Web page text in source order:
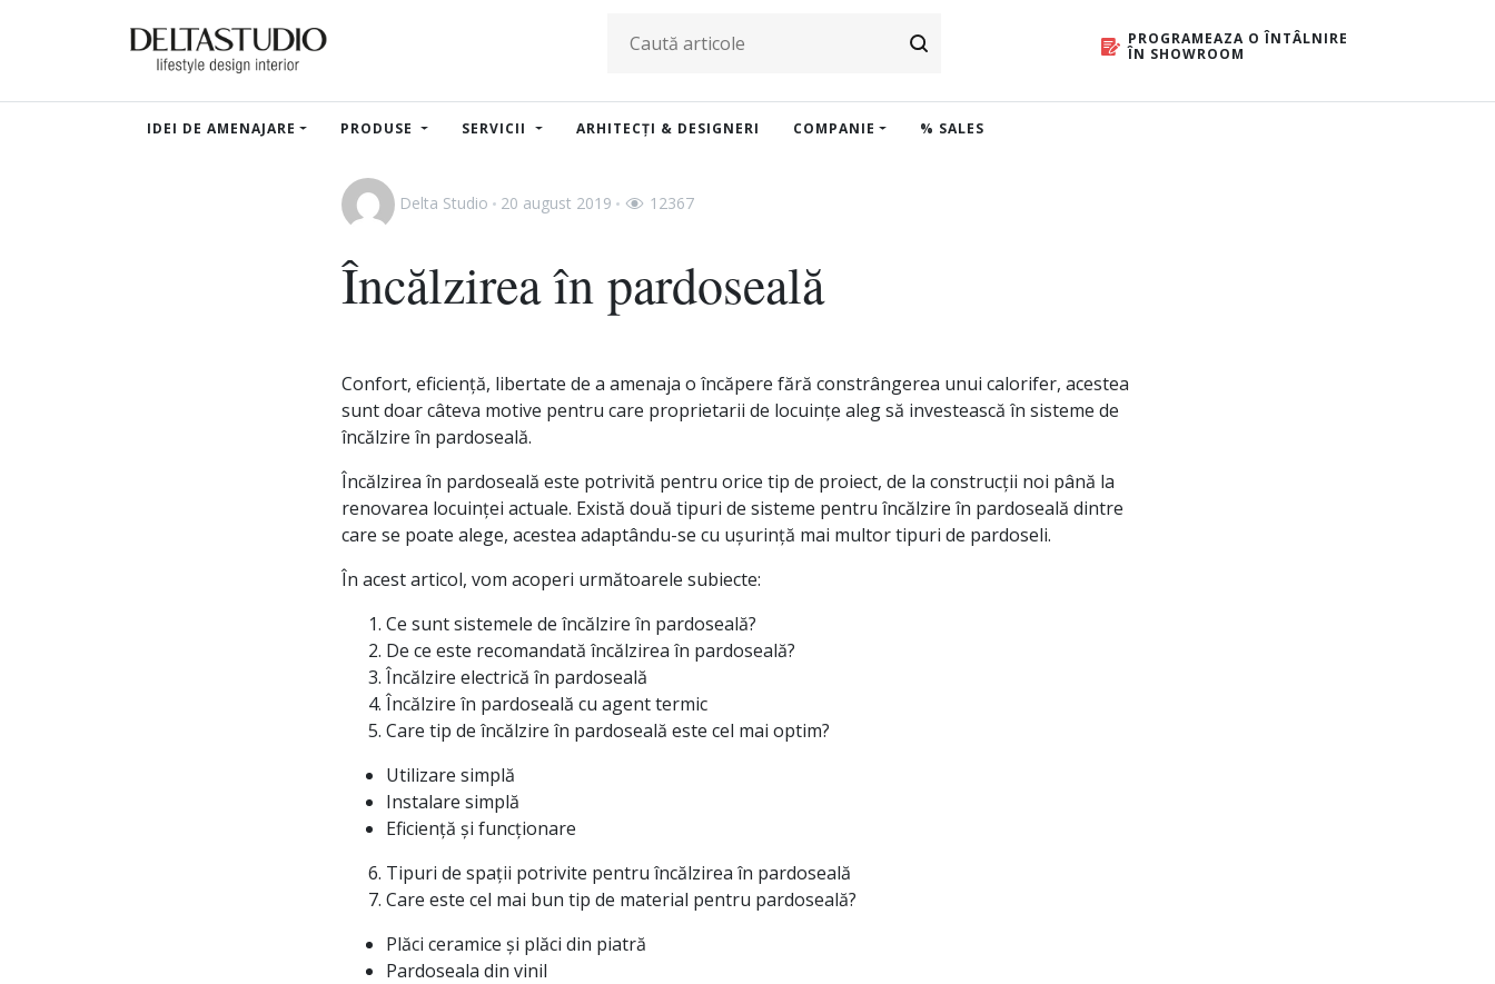
PROGRAMEAZA O ÎNTÂLNIRE
ÎN SHOWROOM
IDEI DE AMENAJARE PRODUSE SERVICII ARHITECȚI & DESIGNERI COMPANIE % SALES
Delta Studio 20 august 2019 12367
Încălzirea în pardoseală
Confort, eficiență, libertate de a amenaja o încăpere fără constrângerea unui calorifer, acestea
sunt doar câteva motive pentru care proprietarii de locuințe aleg să investească în sisteme de
încălzire în pardoseală.
Încălzirea în pardoseală este potrivită pentru orice tip de proiect, de la construcții noi până la
renovarea locuinței actuale. Există două tipuri de sisteme pentru încălzire în pardoseală dintre
care se poate alege, acestea adaptându-se cu ușurință mai multor tipuri de pardoseli.
În acest articol, vom acoperi următoarele subiecte:
Ce sunt sistemele de încălzire în pardoseală?
De ce este recomandată încălzirea în pardoseală?
Încălzire electrică în pardoseală
Încălzire în pardoseală cu agent termic
Care tip de încălzire în pardoseală este cel mai optim?
Utilizare simplă
Instalare simplă
Eficiență și funcționare
Tipuri de spații potrivite pentru încălzirea în pardoseală
Care este cel mai bun tip de material pentru pardoseală?
Plăci ceramice și plăci din piatră
Pardoseala din vinil